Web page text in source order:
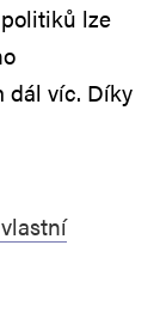
lze
dál víc. Díky